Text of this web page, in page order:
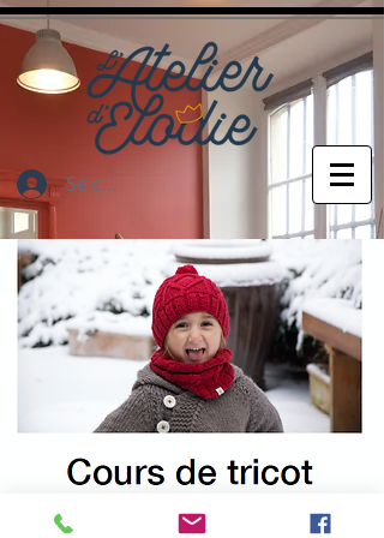
Se connecter